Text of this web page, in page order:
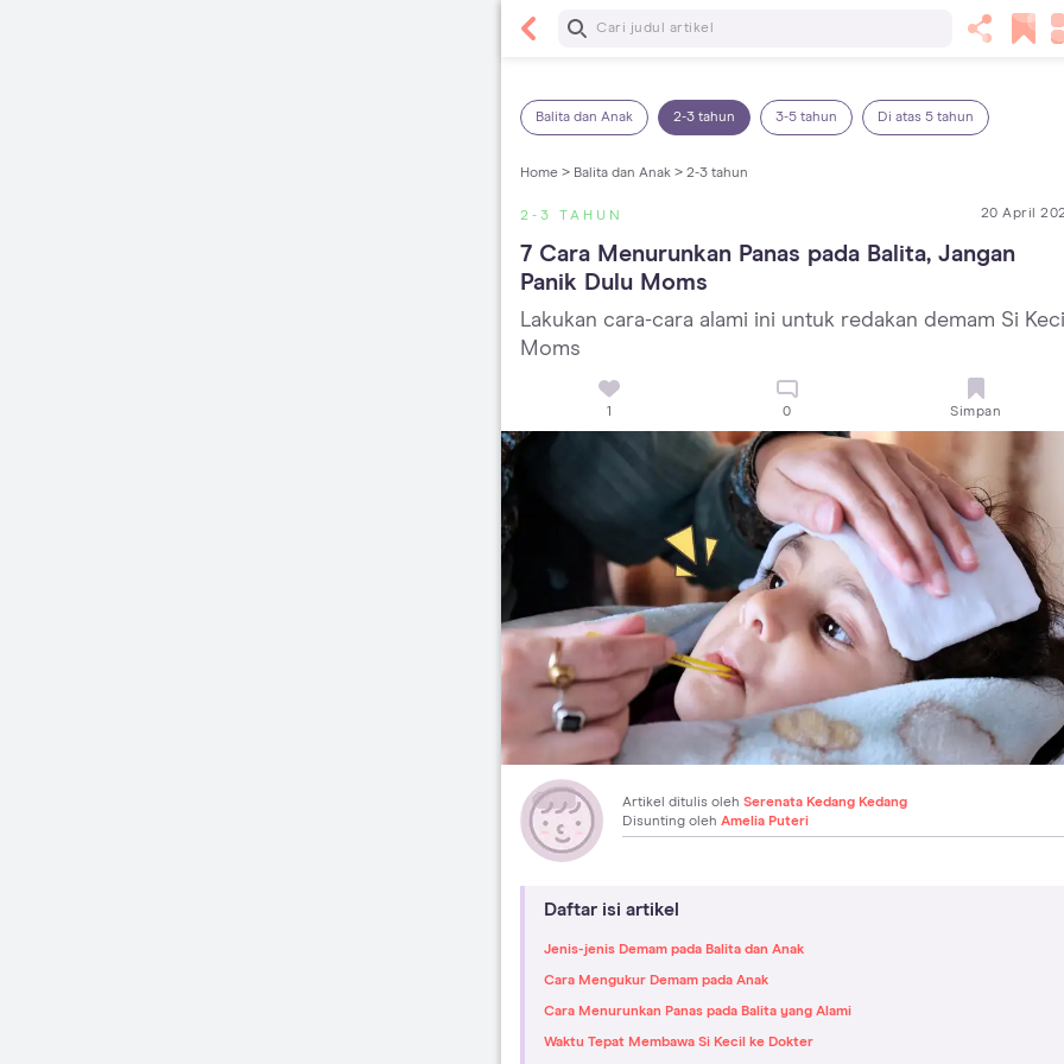
Baca Selanjutnya
Balita dan Anak 2-3 tahun 3-5 tahun Di atas 5 tahun
Home > Balita dan Anak > 2-3 tahun
2-3 TAHUN 20 April
7 Cara Menurunkan Panas pada Balita, Jangan
Panik Dulu Moms
Lakukan cara-cara alami ini untuk redakan demam Si
Moms
1 0 Simpan
Artikel ditulis oleh Serenata Kedang Kedang
Disunting oleh Amelia Puteri
Daftar isi artikel
Jenis-jenis Demam pada Balita dan Anak
Cara Mengukur Demam pada Anak
Cara Menurunkan Panas pada Balita yang Alami
Waktu Tepat Membawa Si Kecil ke Dokter